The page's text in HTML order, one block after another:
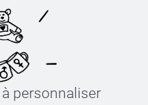
personnaliser